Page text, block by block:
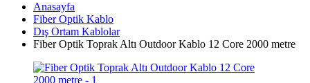
Anasayfa
Fiber Optik Kablo
Dış Ortam Kablolar
Fiber Optik Toprak Altı Outdoor Kablo 12 Core 2000 metre